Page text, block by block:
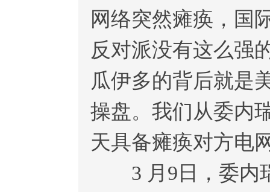
网络突然瘫痪，国
反对派没有这么强
瓜伊多的背后就是
操盘。我们从委内
天具备瘫痪对方电
3 月9日，委内瑞